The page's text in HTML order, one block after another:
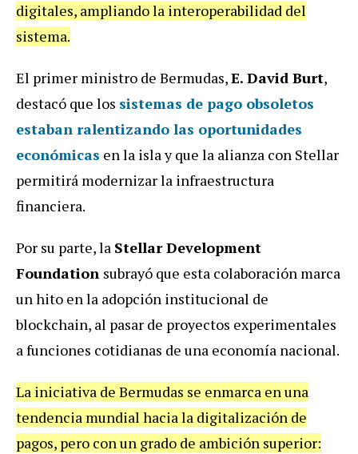
digitales, ampliando la interoperabilidad del
sistema.
El primer ministro de Bermudas,E. David Burt,
destacó que los sistemas de pago obsoletos
estaban ralentizando las oportunidades
económicas en la isla y que la alianza con Stellar
permitirá modernizar la infraestructura
financiera.
Por su parte, la Stellar Development
Foundation subrayó que esta colaboración marca
un hito en la adopción institucional de
blockchain, al pasar de proyectos experimentales
a funciones cotidianas de una economía nacional.
La iniciativa de Bermudas se enmarca en una
tendencia mundial hacia la digitalización de
pagos, pero con un grado de ambición superior: